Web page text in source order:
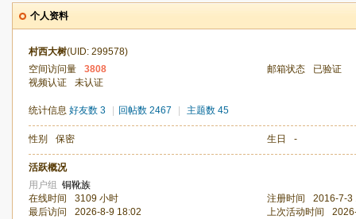
个人资料
村西大树(UID: 299578)
空间访问量
3808 邮箱状态
已验证
视频认证
未认证
统计信息 好友数 3 回帖数 2467 主题数 45
性别 保密 生日 -
活跃概况
用户组 铜靴族
在线时间
3109 小时 注册时间
2016-7-3
最后访问
2026-8-9 18:02 上次活动时间